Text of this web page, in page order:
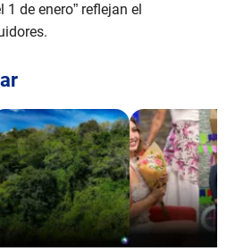
de enero” reflejan el